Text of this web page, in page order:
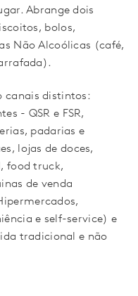
Abrange dois
bolos,
Não Alcoólicas (café,
canais distintos:
- QSR e FSR,
padarias e
lojas de doces,
food truck,
de venda
e self-service) e
tradicional e não